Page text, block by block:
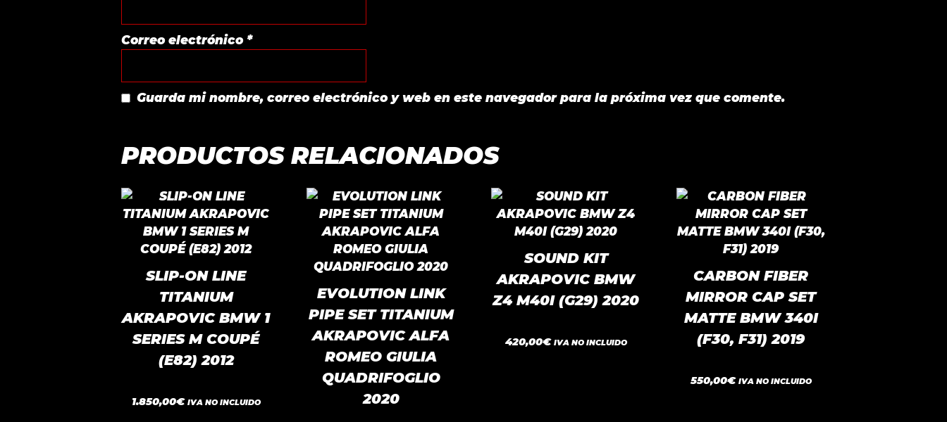
Correo electrónico *
Guarda mi nombre, correo electrónico y web en este navegador para la próxima vez que comente.
PRODUCTOS RELACIONADOS
SLIP-ON LINE
TITANIUM
AKRAPOVIC BMW 1
SERIES M COUPÉ
(E82) 2012
0
d
1.850,00€ IVA NO INCLUIDO
EVOLUTION LINK
PIPE SET TITANIUM
AKRAPOVIC ALFA
ROMEO GIULIA
QUADRIFOGLIO
2020
SOUND KIT
AKRAPOVIC BMW
Z4 M40I (G29) 2020
0
d
420,00€ IVA NO INCLUIDO
CARBON FIBER
MIRROR CAP SET
MATTE BMW 340I
(F30, F31) 2019
0
d
550,00€ IVA NO INCLUIDO